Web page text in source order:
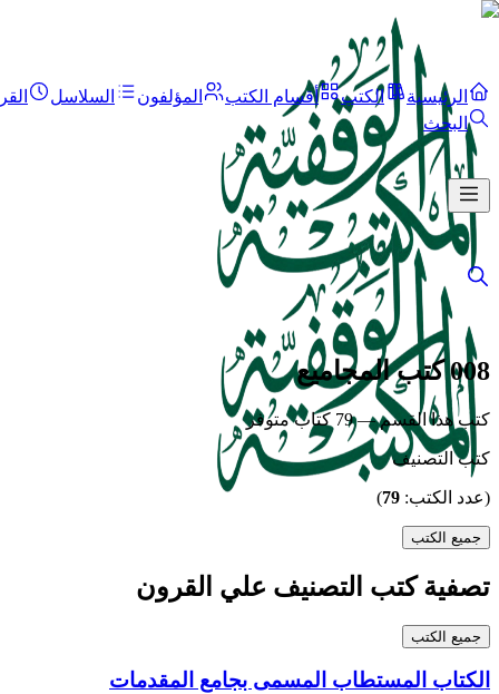
الرئيسية الكتب أقسام الكتب المؤلفون السلاسل
البحث
008 كتب المجاميع
كتب هذا القسم — 79 كتاب متوفر
كتب التصنيف
(عدد الكتب: 79
)
جميع الكتب
تصفية كتب التصنيف علي القرون
جميع الكتب
الكتاب المستطاب المسمى بجامع المقدمات